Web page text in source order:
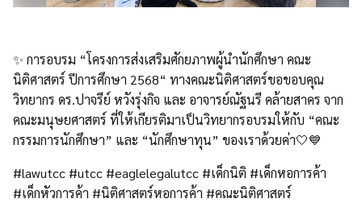
✨ การอบรม “โครงการส่งเสริมศักยภาพผู้นำนักศึกษา คณะ
นิติศาสตร์ ปีการศึกษา 2568“ ทางคณะนิติศาสตร์ขอขอบคุณ
วิทยากร ดร.ปาจรีย์ หวังรุ่งกิจ และ อาจารย์ณัฐนรี คล้ายสาคร จาก
คณะมนุษยศาสตร์ ที่ให้เกียรติมาเป็นวิทยากรอบรมให้กับ “คณะ
กรรมการนักศึกษา” และ “นักศึกษาทุน” ของเราด้วยค่า🤍💙
#lawutcc #utcc #eaglelegalutcc #เด็กนิติ #เด็กหอการค้า
#เด็กหัวการค้า #นิติศาสตร์หอการค้า #คณะนิติศาสตร์